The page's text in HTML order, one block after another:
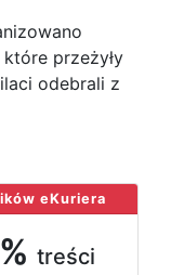
przeżyły
odebrali z
eKuriera
treści